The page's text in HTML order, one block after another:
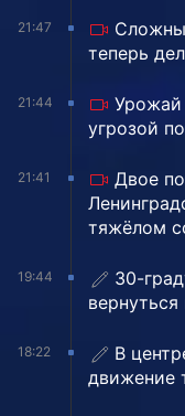
21:47
теперь
21:44
Урожай
угрозой
21:41
Двое
тяжёлом
19:44
30-
18:22
В
движение